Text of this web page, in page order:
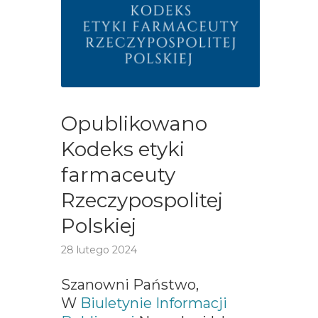
Opublikowano
Kodeks etyki
farmaceuty
Rzeczypospolitej
Polskiej
28 lutego 2024
Szanowni Państwo,
W Biuletynie Informacji